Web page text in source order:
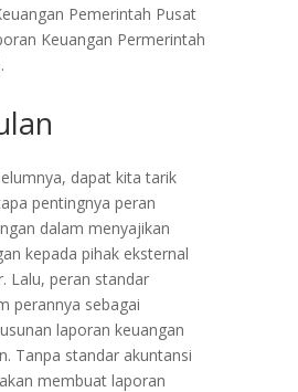
Pemerintah Pusat
Keuangan Permerintah
dapat kita tarik
pentingnya peran
dalam menyajikan
kepada pihak eksternal
Lalu, peran standar
perannya sebagai
laporan keuangan
Tanpa standar akuntansi
membuat laporan